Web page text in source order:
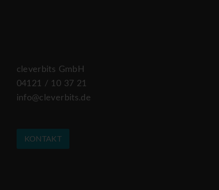
cleverbits GmbH
04121 / 10 37 21
info@cleverbits.de
KONTAKT